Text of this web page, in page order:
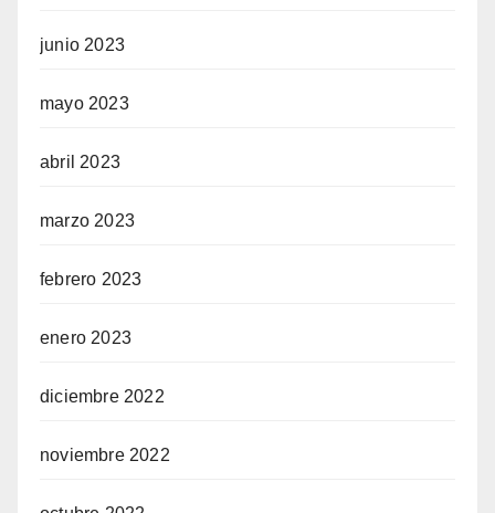
junio 2023
mayo 2023
abril 2023
marzo 2023
febrero 2023
enero 2023
diciembre 2022
noviembre 2022